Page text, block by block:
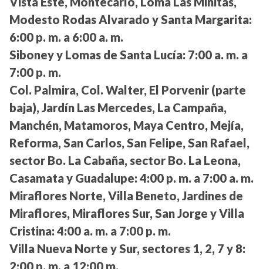
Modesto Rodas Alvarado y Santa Margarita:
6:00 p. m. a 6:00 a. m.
Siboney y Lomas de Santa Lucía: 7:00 a. m. a
7:00 p. m.
Col. Palmira, Col. Walter, El Porvenir (parte
baja), Jardín Las Mercedes, La Campaña,
Manchén, Matamoros, Maya Centro, Mejía,
Reforma, San Carlos, San Felipe, San Rafael,
sector Bo. La Cabaña, sector Bo. La Leona,
Casamata y Guadalupe: 4:00 p. m. a 7:00 a. m.
Miraflores Norte, Villa Beneto, Jardines de
Miraflores, Miraflores Sur, San Jorge y Villa
Cristina: 4:00 a. m. a 7:00 p. m.
Villa Nueva Norte y Sur, sectores 1, 2, 7 y 8:
2:00 p. m. a 12:00 m.